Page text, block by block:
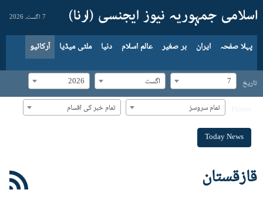
7 اگست، 2026
پہلا صفحہ ایران بر صغیر عالم اسلام دنیا ملٹی میڈیا آرکائیو
تاریخ 7 اگست 2026
تمام سروسز تمام خبر کی اقسام
Today News
قازقستان